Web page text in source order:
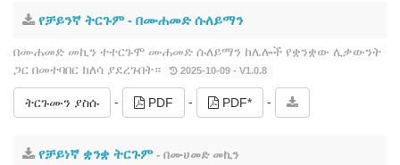
የቻይንኛ ትርጉም ‐ በሙሐመድ ሱለይማን
በሙሐመድ መኪን ተተርጉሞ ሙሐመድ ሱለይማን ከሌሎች የቋንቋው ሊቃውንት
ጋር በመተባበር ክለሳ ያደረጉበት።
2025-10-09 - V1.0.8
ትርጉሙን ያስሱ - PDF - PDF* -
የቻይነኛ ቋንቋ ትርጉም- በሙሀመድ መኪን